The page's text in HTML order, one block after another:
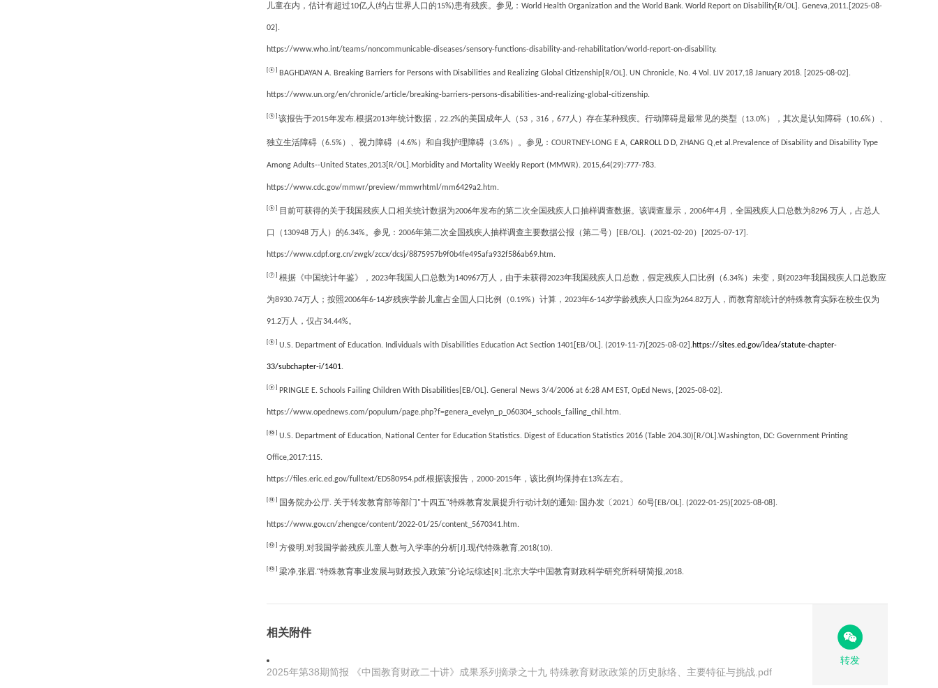
儿童在内，估计有超过10亿人 (约占世界人口的15%)患有残疾。参见： World Health Organization and the World Bank. World Report on Disability[R/OL]. Geneva,2011.[2025-08-
02].
https://www.who.int/teams/noncommunicable-diseases/sensory-functions-disability-and-rehabilitation/world-report-on-disability.
[④] BAGHDAYAN A. Breaking Barriers for Persons with Disabilities and Realizing Global Citizenship[R/OL]. UN Chronicle, No. 4 Vol. LIV 2017,18 January 2018. [2025-08-02].
https://www.un.org/en/chronicle/article/breaking-barriers-persons-disabilities-and-realizing-global-citizenship.
[⑤] 该报告于2015年发布.根据2013年统计数据， 22.2%的美国成年人（53 ， 316 ， 677人）存在某种残疾。行动障碍是最常见的类型（ 13.0% ），其次是认知障碍（ 10.6% ）、
独立生活障碍（6.5% ）、视力障碍（4.6% ）和自我护理障碍（3.6% ）。参见： COURTNEY-LONG E A, CARROLL D D, ZHANG Q,et al.Prevalence of Disability and Disability Type
Among Adults--United States,2013[R/OL].Morbidity and Mortality Weekly Report (MMWR). 2015,64(29):777-783.
https://www.cdc.gov/mmwr/preview/mmwrhtml/mm6429a2.htm.
[⑥] 目前可获得的关于我国残疾人口相关统计数据为2006年发布的第二次全国残疾人口抽样调查数据。该调查显示， 2006年4月，全国残疾人口总数为8296 万人，占总人
口（ 130948 万人）的6.34% 。参见： 2006年第二次全国残疾人抽样调查主要数据公报（第二号） [EB/OL]. （2021-02-20） [2025-07-17].
https://www.cdpf.org.cn/zwgk/zccx/dcsj/8875957b9f0b4fe495afa932f586ab69.htm.
[⑦] 根据《中国统计年鉴》， 2023年我国人口总数为140967万人，由于未获得2023年我国残疾人口总数，假定残疾人口比例（6.34% ）未变，则2023年我国残疾人口总数应
为8930.74万人；按照2006年6-14岁残疾学龄儿童占全国人口比例（0.19% ）计算， 2023年6-14岁学龄残疾人口应为264.82万人，而教育部统计的特殊教育实际在校生仅为
91.2万人，仅占34.44% 。
[⑧] U.S. Department of Education. Individuals with Disabilities Education Act Section 1401[EB/OL]. (2019-11-7)[2025-08-02].https://sites.ed.gov/idea/statute-chapter-
33/subchapter-i/1401.
[⑨] PRINGLE E. Schools Failing Children With Disabilities[EB/OL]. General News 3/4/2006 at 6:28 AM EST, OpEd News, [2025-08-02].
https://www.opednews.com/populum/page.php?f=genera_evelyn_p_060304_schools_failing_chil.htm.
[⑩] U.S. Department of Education, National Center for Education Statistics. Digest of Education Statistics 2016 (Table 204.30)[R/OL].Washington, DC: Government Printing
Office,2017:115.
https://files.eric.ed.gov/fulltext/ED580954.pdf.根据该报告， 2000-2015年，该比例均保持在13%左右。
[⑪] 国务院办公厅. 关于转发教育部等部门"十四五"特殊教育发展提升行动计划的通知: 国办发〔2021〕 60号 [EB/OL]. (2022-01-25)[2025-08-08].
https://www.gov.cn/zhengce/content/2022-01/25/content_5670341.htm.
[⑫] 方俊明.对我国学龄残疾儿童人数与入学率的分析 [J].现代特殊教育,2018(10).
[⑬] 梁净,张眉.“特殊教育事业发展与财政投入政策”分论坛综述 [R].北京大学中国教育财政科学研究所科研简报,2018.
相关附件
2025年第38期简报 《中国教育财政二十讲》成果系列摘录之十九 特殊教育财政政策的历史脉络、主要特征与挑战.pdf
转发